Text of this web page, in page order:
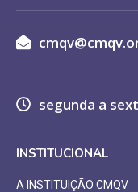
segunda a
INSTITUCIONAL
A INSTITUIÇÃO CMQV